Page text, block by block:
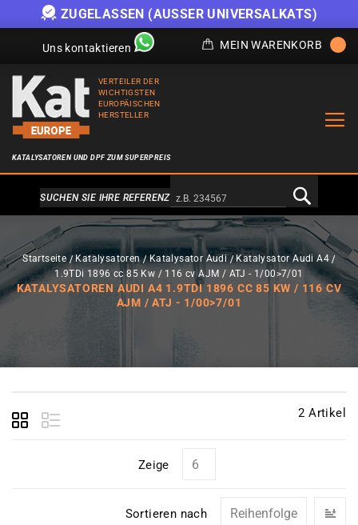
ZUGELASSEN (AUSSER UNIVERSALKATS)
Uns kontaktieren MEIN WARENKORB
VERTEILER DER
WICHTIGSTEN
EUROPÄISCHEN
HERSTELLER
KATALYSATOREN UND DPF ZUM SUPERPREIS
Alternativa a Doofinder
SUCHEN SIE IHRE REFERENZ
Startseite Katalysatoren Katalysator Audi
Katalysator Audi A4
1.9TDi 1896 cc 85 Kw / 116 cv AJM / ATJ - 1/00>7/01
KATALYSATOREN AUDI A4 1.9TDI 1896 CC 85 KW / 116 CV
AJM / ATJ - 1/00>7/01
2 Artikel
Zeige
Sortieren nach